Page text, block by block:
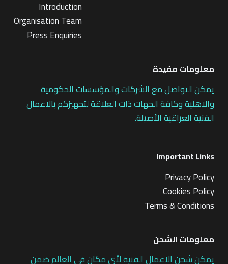
Introduction
Organisation Team
Press Enquiries
معلومات مفيدة
يمكن التواصل مع الشركات والمؤسسات الحكومية
والاهلية وكافة الجهات ذات العلاقة لتجهيزكم بالاعمال
الفنية العراقية الأصيلة.
Important Links
Privacy Policy
Cookies Policy
Terms & Conditions
معلومات الشحن
يمكن شحن الاعمال الفنية لأي مكان في العالم ضمن